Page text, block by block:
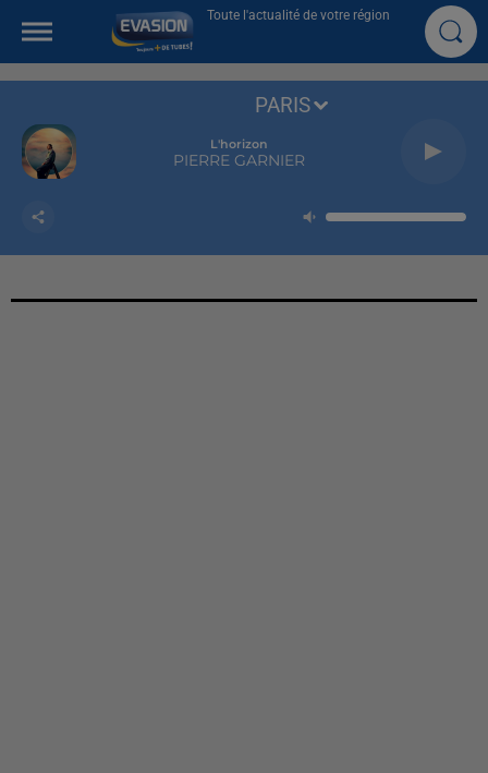
Toute l'actualité de votre région
L'horizon
PIERRE GARNIER
PARIS